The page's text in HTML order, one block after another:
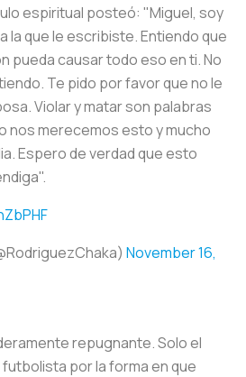
espiritual posteó: "Miguel, soy
la que le escribiste. Entiendo que
pueda causar todo eso en ti. No
Te pido por favor que no le
Violar y matar son palabras
nos merecemos esto y mucho
Espero de verdad que esto
November 16,
repugnante. Solo el
por la forma en que